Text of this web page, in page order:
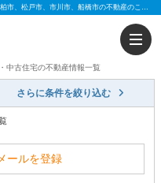
三咲駅 中古一戸建て・中古住宅｜【住宅ローンに強い!!】柏市、松戸市、市川市、船橋市の不動産のことなら株式会社ココリバー
中古住宅の不動産情報一覧
さらに条件を絞り込む
ールを登録